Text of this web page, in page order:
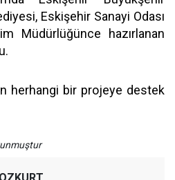
Eskişehir Sanayi Odası
Müdürlüğünce hazırlanan
herhangi bir projeye destek